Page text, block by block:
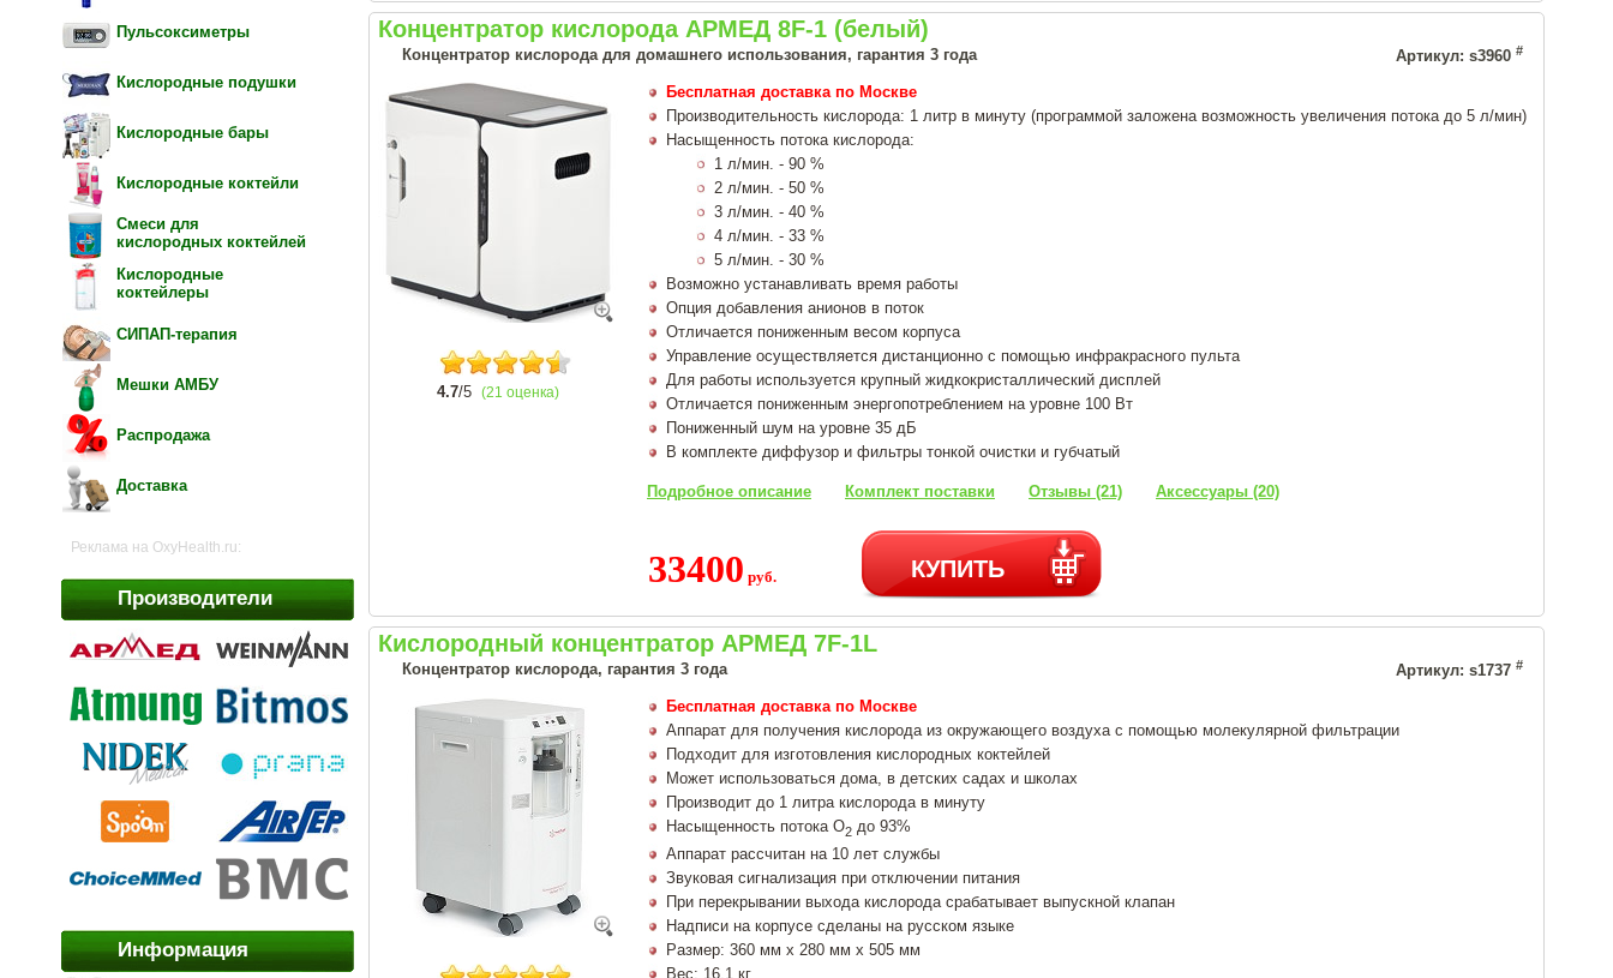
Пульсоксиметры
Кислородные подушки
Кислородные бары
Кислородные коктейли
Смеси для
кислородных коктейлей
Кислородные
коктейлеры
СИПАП-терапия
Мешки АМБУ
Распродажа
Доставка
Реклама на OxyHealth.ru:
Производители
Информация
Концентратор кислорода АРМЕД 8F-1 (белый)
Концентратор кислорода для домашнего использования, гарантия 3 года Артикул: s3960 #
4.7/5 (21 оценка)
Бесплатная доставка по Москве
Производительность кислорода: 1 литр в минуту (программой заложена возможность увеличения потока до 5 л/мин)
Насыщенность потока кислорода:
1 л/мин. - 90 %
2 л/мин. - 50 %
3 л/мин. - 40 %
4 л/мин. - 33 %
5 л/мин. - 30 %
Возможно устанавливать время работы
Опция добавления анионов в поток
Отличается пониженным весом корпуса
Управление осуществляется дистанционно с помощью инфракрасного пульта
Для работы используется крупный жидкокристаллический дисплей
Отличается пониженным энергопотреблением на уровне 100 Вт
Пониженный шум на уровне 35 дБ
В комплекте диффузор и фильтры тонкой очистки и губчатый
Подробное описание Комплект поставки Отзывы (21) Аксессуары (20)
33400 руб. КУПИТЬ
Кислородный концентратор АРМЕД 7F-1L
Концентратор кислорода, гарантия 3 года Артикул: s1737 #
Бесплатная доставка по Москве
Аппарат для получения кислорода из окружающего воздуха с помощью молекулярной фильтрации
Подходит для изготовления кислородных коктейлей
Может использоваться дома, в детских садах и школах
Производит до 1 литра кислорода в минуту
Насыщенность потока О2 до 93%
Аппарат рассчитан на 10 лет службы
Звуковая сигнализация при отключении питания
При перекрывании выхода кислорода срабатывает выпускной клапан
Надписи на корпусе сделаны на русском языке
Размер: 360 мм х 280 мм х 505 мм
Вес: 16,1 кг